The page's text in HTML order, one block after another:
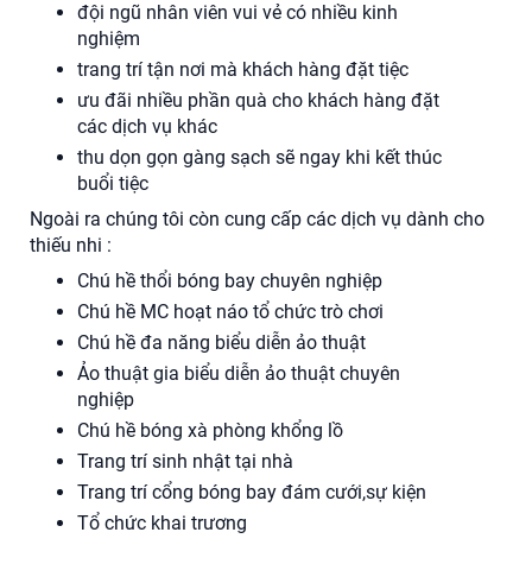
đội ngũ nhân viên vui vẻ có nhiều kinh
nghiệm
trang trí tận nơi mà khách hàng đặt tiệc
ưu đãi nhiều phần quà cho khách hàng đặt
các dịch vụ khác
thu dọn gọn gàng sạch sẽ ngay khi kết thúc
buổi tiệc
Ngoài ra chúng tôi còn cung cấp các dịch vụ dành cho
thiếu nhi :
Chú hề thổi bóng bay chuyên nghiệp
Chú hề MC hoạt náo tổ chức trò chơi
Chú hề đa năng biểu diễn ảo thuật
Ảo thuật gia biểu diễn ảo thuật chuyên
nghiệp
Chú hề bóng xà phòng khổng lồ
Trang trí sinh nhật tại nhà
Trang trí cổng bóng bay đám cưới,sự kiện
Tổ chức khai trương